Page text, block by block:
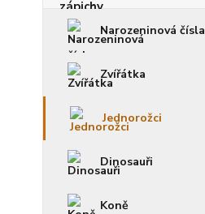
Narozeninová čísla
Zvířátka
Jednorožci
Dinosauři
Koně